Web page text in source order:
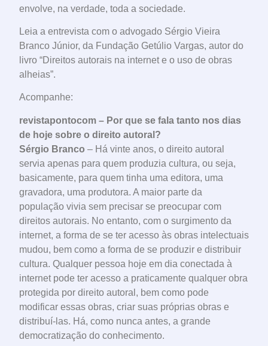
envolve, na verdade, toda a sociedade.
Leia a entrevista com o advogado Sérgio Vieira
Branco Júnior, da Fundação Getúlio Vargas, autor do
livro “Direitos autorais na internet e o uso de obras
alheias”.
Acompanhe:
revistapontocom – Por que se fala tanto nos dias
de hoje sobre o direito autoral?
Sérgio Branco – Há vinte anos, o direito autoral
servia apenas para quem produzia cultura, ou seja,
basicamente, para quem tinha uma editora, uma
gravadora, uma produtora. A maior parte da
população vivia sem precisar se preocupar com
direitos autorais. No entanto, com o surgimento da
internet, a forma de se ter acesso às obras intelectuais
mudou, bem como a forma de se produzir e distribuir
cultura. Qualquer pessoa hoje em dia conectada à
internet pode ter acesso a praticamente qualquer obra
protegida por direito autoral, bem como pode
modificar essas obras, criar suas próprias obras e
distribuí-las. Há, como nunca antes, a grande
democratização do conhecimento.